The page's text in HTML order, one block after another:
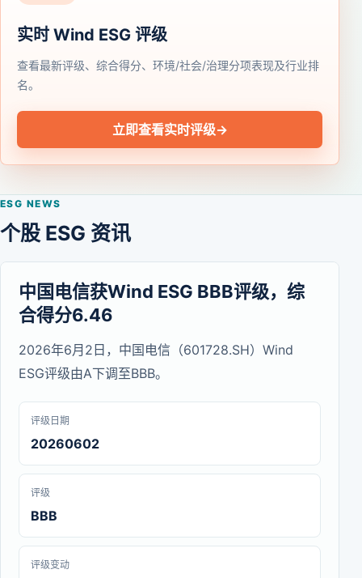
实时 Wind ESG 评级
查看最新评级、综合得分、环境/社会/治理分项表现及行业排
名。
立即查看实时评级→
ESG NEWS
个股 ESG 资讯
中国电信获Wind ESG BBB评级，综
合得分6.46
2026年6月2日，中国电信（601728.SH）Wind
ESG评级由A下调至BBB。
评级日期
20260602
评级
BBB
评级变动